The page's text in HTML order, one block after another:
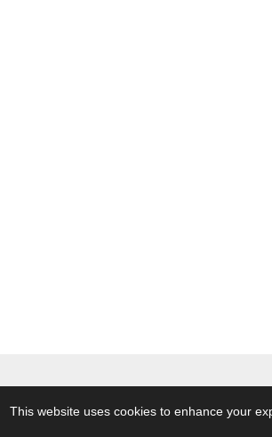
This website uses cookies to enhance your